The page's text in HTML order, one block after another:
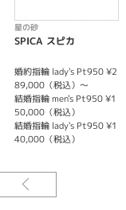
星の砂
SPICA スピカ
婚約指輪 lady's Pt950 ¥2
89,000（税込）～
結婚指輪 men's Pt950 ¥1
50,000（税込）
結婚指輪 lady's Pt950 ¥1
40,000（税込）